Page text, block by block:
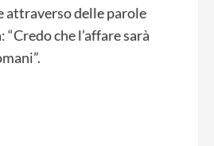
attraverso delle parole
che l’affare sarà